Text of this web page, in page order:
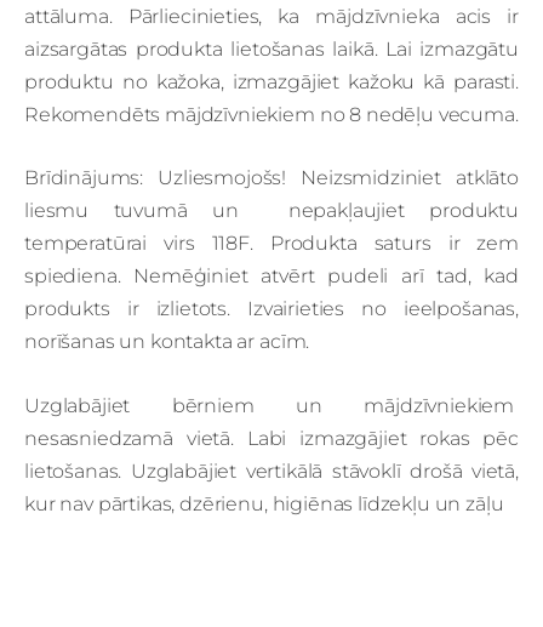
attāluma. Pārliecinieties, ka mājdzīvnieka acis ir
aizsargātas produkta lietošanas laikā. Lai izmazgātu
produktu no kažoka, izmazgājiet kažoku kā parasti.
Rekomendēts mājdzīvniekiem no 8 nedēļu vecuma.
Brīdinājums: Uzliesmojošs! Neizsmidziniet atklāto
liesmu tuvumā un nepakļaujiet produktu
temperatūrai virs 118F. Produkta saturs ir zem
spiediena. Nemēģiniet atvērt pudeli arī tad, kad
produkts ir izlietots. Izvairieties no ieelpošanas,
norīšanas un kontakta ar acīm.
Uzglabājiet bērniem un mājdzīvniekiem
nesasniedzamā vietā. Labi izmazgājiet rokas pēc
lietošanas. Uzglabājiet vertikālā stāvoklī drošā vietā,
kur nav pārtikas, dzērienu, higiēnas līdzekļu un zāļu